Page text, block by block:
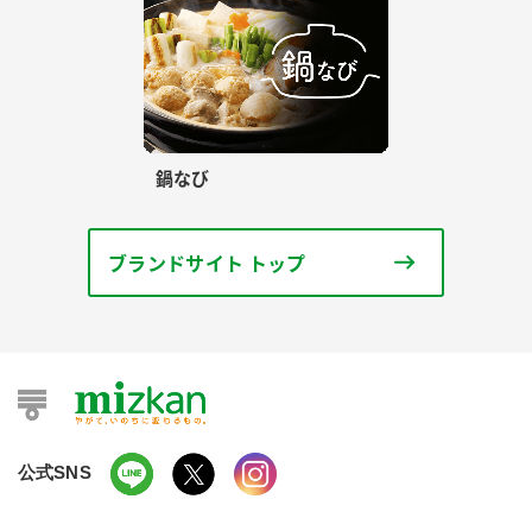
鍋なび
ブランドサイト トップ
公式SNS